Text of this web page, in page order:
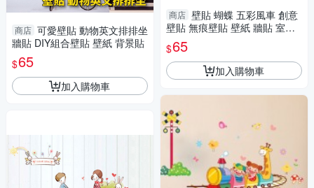
商店 可愛壁貼 動物英文排排坐
牆貼 DIY組合壁貼 壁紙 背景貼
$65
加入購物車
商店 壁貼 蝴蝶 五彩風車 創意
壁貼 無痕壁貼 壁紙 牆貼 室內
設計 裝潢 Loxin
$65
加入購物車